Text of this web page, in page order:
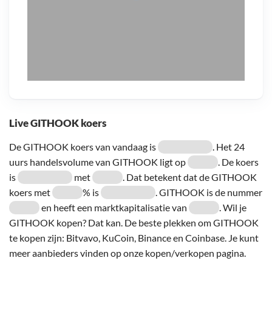
Live GITHOOK koers
De GITHOOK koers van vandaag is
. Het 24
uurs handelsvolume van GITHOOK ligt op
. De koers
is
met
. Dat betekent dat de GITHOOK
koers met
% is
. GITHOOK is de nummer
en heeft een marktkapitalisatie van
. Wil je
GITHOOK kopen? Dat kan. De beste plekken om GITHOOK
te kopen zijn: Bitvavo, KuCoin, Binance en Coinbase. Je kunt
meer aanbieders vinden op onze kopen/verkopen pagina.